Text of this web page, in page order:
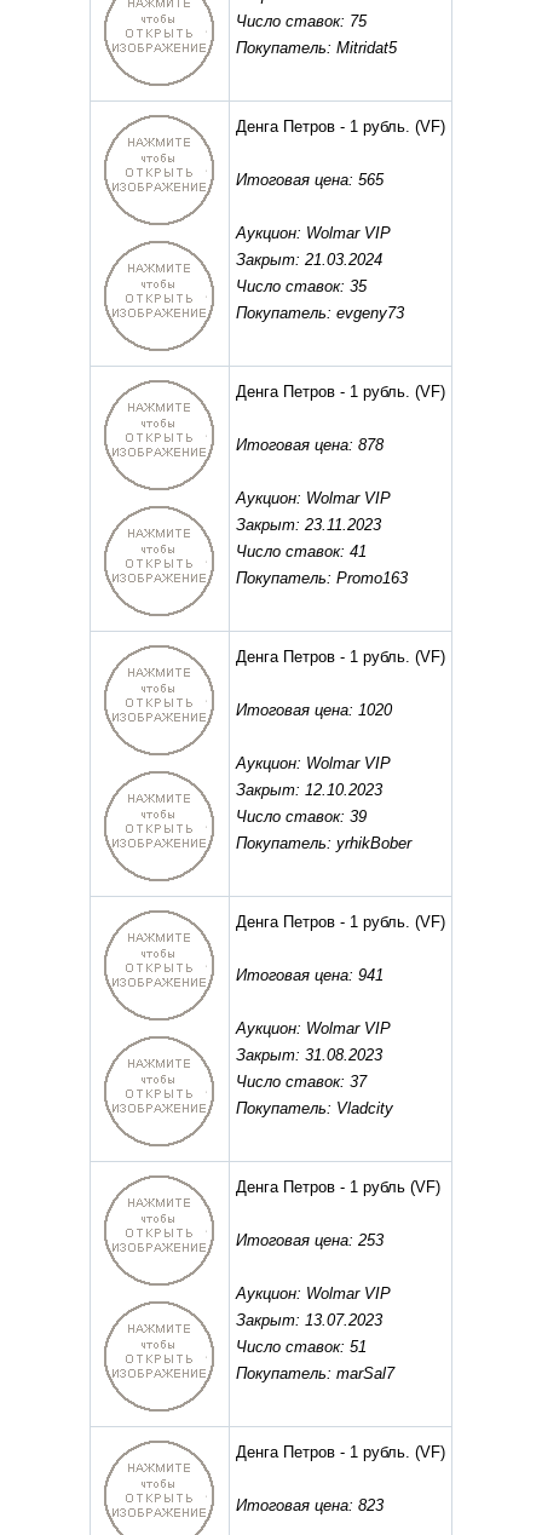
Число ставок: 75
Покупатель: Mitridat5
Денга Петров - 1 рубль. (VF)
Итоговая цена: 565
Аукцион: Wolmar VIP
Закрыт: 21.03.2024
Число ставок: 35
Покупатель: evgeny73
Денга Петров - 1 рубль. (VF)
Итоговая цена: 878
Аукцион: Wolmar VIP
Закрыт: 23.11.2023
Число ставок: 41
Покупатель: Promo163
Денга Петров - 1 рубль. (VF)
Итоговая цена: 1020
Аукцион: Wolmar VIP
Закрыт: 12.10.2023
Число ставок: 39
Покупатель: yrhikBober
Денга Петров - 1 рубль. (VF)
Итоговая цена: 941
Аукцион: Wolmar VIP
Закрыт: 31.08.2023
Число ставок: 37
Покупатель: Vladcity
Денга Петров - 1 рубль (VF)
Итоговая цена: 253
Аукцион: Wolmar VIP
Закрыт: 13.07.2023
Число ставок: 51
Покупатель: marSal7
Денга Петров - 1 рубль. (VF)
Итоговая цена: 823